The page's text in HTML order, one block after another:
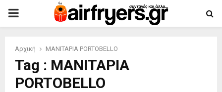
PRIMARY
Αρχική ΜΑΝΙΤΑΡΙΑ PORTOBELLO
Tag : ΜΑΝΙΤΑΡΙΑ
PORTOBELLO